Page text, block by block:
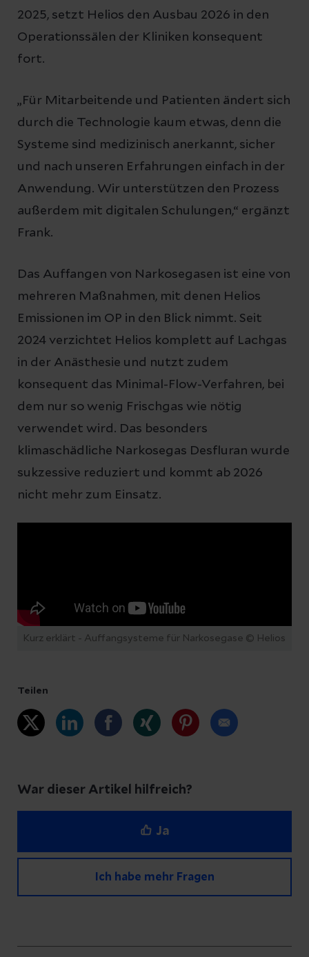
2025, setzt Helios den Ausbau 2026 in den
Operationssälen der Kliniken konsequent
fort.
„Für Mitarbeitende und Patienten ändert sich
durch die Technologie kaum etwas, denn die
Systeme sind medizinisch anerkannt, sicher
und nach unseren Erfahrungen einfach in der
Anwendung. Wir unterstützen den Prozess
außerdem mit digitalen Schulungen,“ ergänzt
Frank.
Das Auffangen von Narkosegasen ist eine von
mehreren Maßnahmen, mit denen Helios
Emissionen im OP in den Blick nimmt. Seit
2024 verzichtet Helios komplett auf Lachgas
in der Anästhesie und nutzt zudem
konsequent das Minimal-Flow-Verfahren, bei
dem nur so wenig Frischgas wie nötig
verwendet wird. Das besonders
klimaschädliche Narkosegas Desfluran wurde
sukzessive reduziert und kommt ab 2026
nicht mehr zum Einsatz.
Kurz erklärt - Auffangsysteme für Narkosegase © Helios
Teilen
War dieser Artikel hilfreich?
Ja
Ich habe mehr Fragen